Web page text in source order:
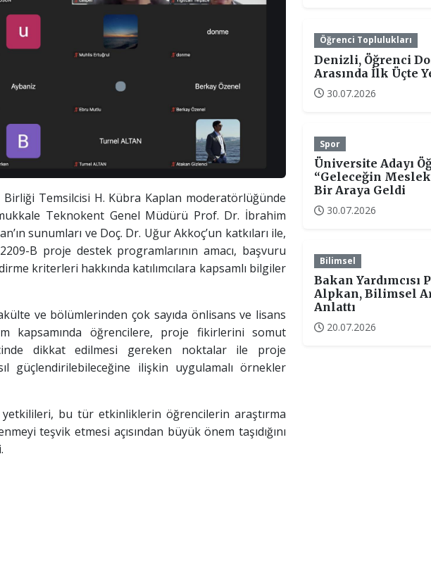
Temsilcisi H. Kübra Kaplan moderatörlüğünde
Teknokent Genel Müdürü Prof. Dr. İbrahim
sunumları ve Doç. Dr. Uğur Akkoç’un katkıları ile,
B proje destek programlarının amacı, başvuru
kriterleri hakkında katılımcılara kapsamlı bilgiler
ve bölümlerinden çok sayıda önlisans ve lisans
kapsamında öğrencilere, proje fikirlerini somut
dikkat edilmesi gereken noktalar ile proje
güçlendirilebileceğine ilişkin uygulamalı örnekler
bu tür etkinliklerin öğrencilerin araştırma
teşvik etmesi açısından büyük önem taşıdığını
Öğrenci Toplulukları
Denizli, Öğrenci
Arasında İlk Üçte
30.07.2026
Spor
Üniversite Adayı
“Geleceğin
Bir Araya Geldi
30.07.2026
Bilimsel
Bakan Yardımcısı
Alpkan, Bilimsel
Anlattı
20.07.2026